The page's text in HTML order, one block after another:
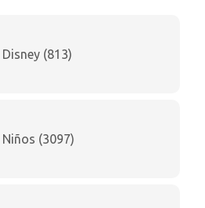
Disney (813)
Niños (3097)